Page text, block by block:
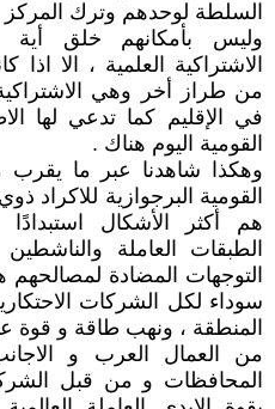
السلطة لوحدهم وترك المركز
وليس بأمكانهم خلق أية
الاشتراكية العلمية ، الا
من طراز أخر وهي الاشتراكية
في الإقليم كما تدعي لها
القومية اليوم هناك .
القومية البرجوازية للاكراد
هم أكثر الأشكال
الطبقات العاملة
التوجهات المضادة
سوداء لكل الشركات
المنطقة ، ونهب طاقة و قوة
من العمال العرب و
المحافظات و من قبل